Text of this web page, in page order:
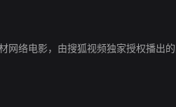
网络电影，由搜狐视频独家授权播